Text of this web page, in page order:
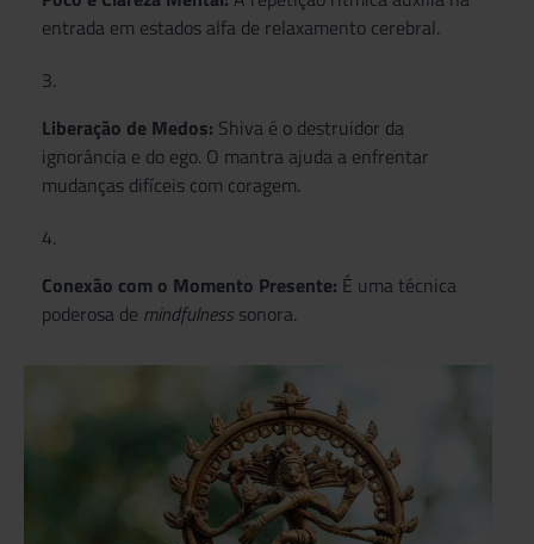
entrada em estados alfa de relaxamento cerebral.
Liberação de Medos: Shiva é o destruidor da
ignorância e do ego. O mantra ajuda a enfrentar
mudanças difíceis com coragem.
Conexão com o Momento Presente: É uma técnica
poderosa de mindfulnesssonora.